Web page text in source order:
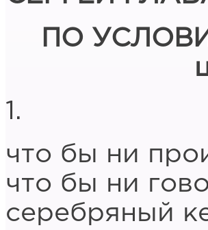
ПО
1.
что бы ни
что бы ни
серебряный